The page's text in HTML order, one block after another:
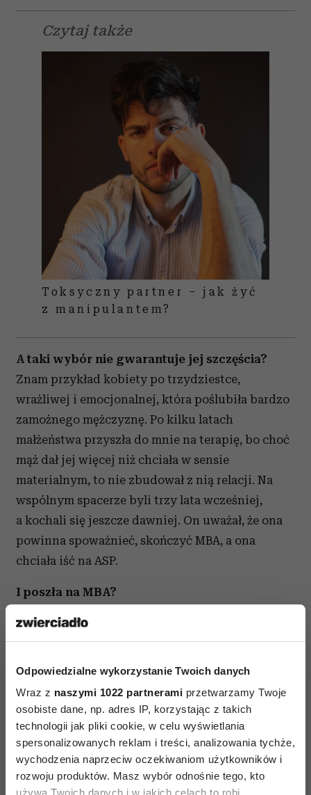
Odpowiedzialne wykorzystanie Twoich danych
Wraz z naszymi 1022 partnerami przetwarzamy Twoje
osobiste dane, np. adres IP, korzystając z takich
technologii jak pliki cookie, w celu wyświetlania
spersonalizowanych reklam i treści, analizowania tychże,
wychodzenia naprzeciw oczekiwaniom użytkowników i
rozwoju produktów. Masz wybór odnośnie tego, kto
używa Twoich danych i w jakich celach to robi.
Czytaj także
Toksyczny partner – jak żyć
z manipulantem?
A taki wybór nie gwarantuje jej szczęścia?
Znam przykład kobiety po trzydziestce,
wrażliwej i emocjonalnej, która poślubiła bardzo
zamożnego mężczyznę. Po kilku latach
małżeństwa przyszła do mnie na terapię, bo choć
mąż dał jej więcej niż chciała w sensie
materialnym, to nie zbudował z nią relacji. Na
wspólnym spacerze byli trzy lata wcześniej,
a kochali się jeszcze dawniej. On uważał, że ona
powinna spoważnieć, skończyć MBA, a ona
chciała iść na ASP.
I poszła na MBA?
być. Znalazła sobie wreszcie kochanka, z którym
mogła rozmawiać o sztuce, być blisko, kochać się
i bawić. Bo to było dla niej równie ważne jak
poczucie komfortu finansowego.
Mogłabym przywołać wiele przykładów osób,
które żyją w taki sposób i uważają, że inaczej